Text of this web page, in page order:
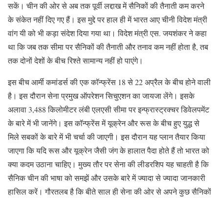
सकें। चीन की ओर से अब तक पूर्वी लद्दाख में सैनिकों की तैनाती कम करने
के संकेत नहीं दिए गए हैं। इस मुद्दे पर हाल ही में भारत आए चीनी विदेश मंत्री
वांग यी को भी कड़ा संदेश दिया गया था। विदेश मंत्री एस. जयशंकर ने कहा
था कि जब तक सीमा पर सैनिकों की तैनाती और तनाव कम नहीं होता है, तब
तक दोनों देशों के बीच रिश्ते सामान्य नहीं हो पाएंगे।
इस बीच आर्मी कमांडर्स की एक कॉन्फ्रेंस 18 से 22 अप्रैल के बीच होने वाली
है। इस दौरान सेना प्रमुख ऑपरेशन सिचुएशन का जायजा लेंगे। इसके
अलावा 3,488 किलोमीटर लंबी एलएसी सीमा पर इन्फ्रास्ट्रक्चर डिवेलपमेंट
के बारे में भी जानेंगे। इस कॉन्फ्रेंस में यूक्रेन और रूस के बीच हुए युद्ध से
मिले सबकों के बारे में भी चर्चा की जाएगी। इस दौरान यह प्लान तैयार किया
जाएगा कि यदि रूस और यूक्रेन जैसी जंग के हालात पैदा होते हैं तो भारत को
क्या कदम उठाना चाहिए। मुख्य तौर पर सेना की लीडरशिप यह चाहती है कि
सैनिक चीन की भाषा को समझें और उसके बारे में ज्यादा से ज्यादा जानकारी
हासिल करें। गौरतलब है कि बीते साल ही सेना की ओर से अपने कुछ सैनिकों